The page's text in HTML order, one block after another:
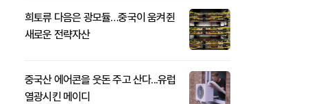
희토류 다음은 광모듈…중국이 움켜쥔
새로운 전략자산
중국산 에어콘을 웃돈 주고 산다...유럽
열광시킨 메이디